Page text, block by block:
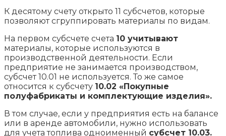
К десятому счету открыто 11 субсчетов, которые
позволяют сгруппировать материалы по видам.
На первом субсчете счета 10 учитывают
материалы, которые используются в
производственной деятельности. Если
предприятие не занимается производством,
субсчет 10.01 не используется. То же самое
относится к субсчету 10.02 «Покупные
полуфабрикаты и комплектующие изделия».
В том случае, если у предприятия есть на балансе
или в аренде автомобили, нужно использовать
для учета топлива одноименный субсчет 10.03.